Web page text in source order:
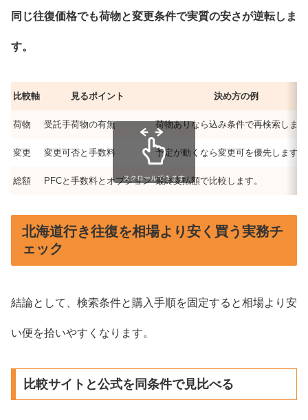
同じ往復価格でも荷物と変更条件で実質の安さが逆転しま
す。
比較軸 見るポイント 決め方の例
荷物 受託手荷物の有無 荷物ありなら込み条件で再検索しま
変更 変更可否と手数料 予定が動くなら変更可を優先します。
総額 PFCと手数料とオプション 最終支払額で比較します。
スクロールできます
北海道行き往復を相場より安く買う実務チ
ェック
結論として、検索条件と購入手順を固定すると相場より安
い便を拾いやすくなります。
比較サイトと公式を同条件で見比べる